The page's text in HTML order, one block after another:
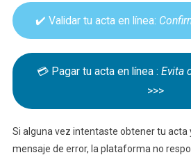
✔️ Validar tu acta en línea:
💳 Pagar tu acta en línea : Evita
>>>
Si alguna vez intentaste obtener tu acta
mensaje de error, la plataforma no